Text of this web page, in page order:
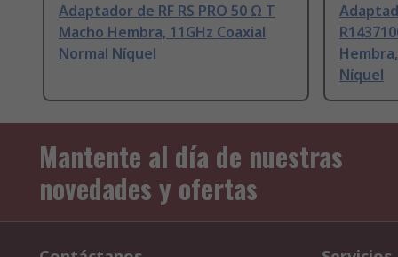
Adaptador de RF RS PRO 50 Ω T
Macho Hembra, 11GHz Coaxial
Normal Níquel
Níquel
Mantente al día de nuestras
novedades y ofertas